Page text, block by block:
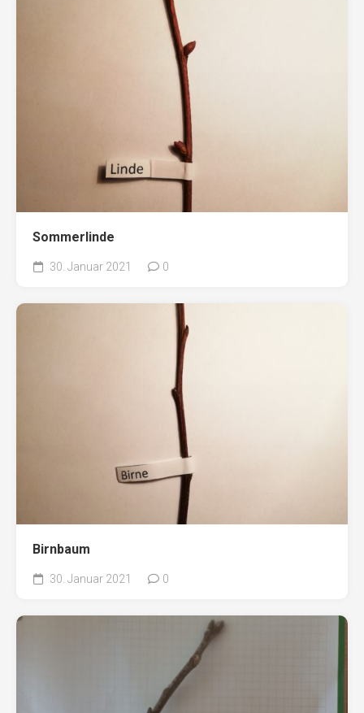
Sommerlinde
30. Januar 2021 0
Birnbaum
30. Januar 2021 0